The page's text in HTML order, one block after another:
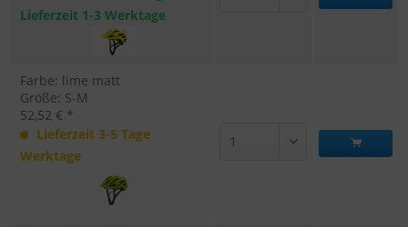
Lieferzeit 1-3 Werktage
Farbe: lime matt
Größe: S-M
52,52 € *
Lieferzeit 3-5 Tage
Werktage